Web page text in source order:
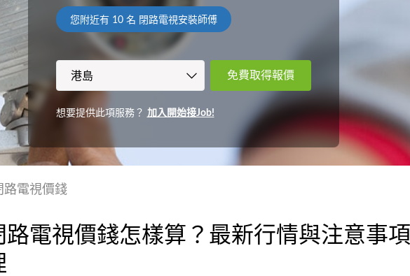
您附近有 10名 閉路電視安裝師傅
免費取得報價
想要提供此項服務？ 加入開始接Job!
路電視價錢
路電視價錢怎樣算？最新行情與注意事項